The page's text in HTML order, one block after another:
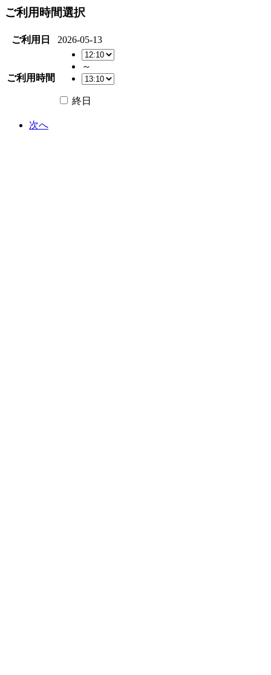
ご利用時間選択
ご利用日 2026-05-13
ご利用時間
～
終日
次へ